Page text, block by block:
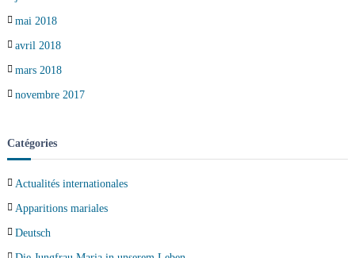
mai 2018
avril 2018
mars 2018
novembre 2017
Catégories
Actualités internationales
Apparitions mariales
Deutsch